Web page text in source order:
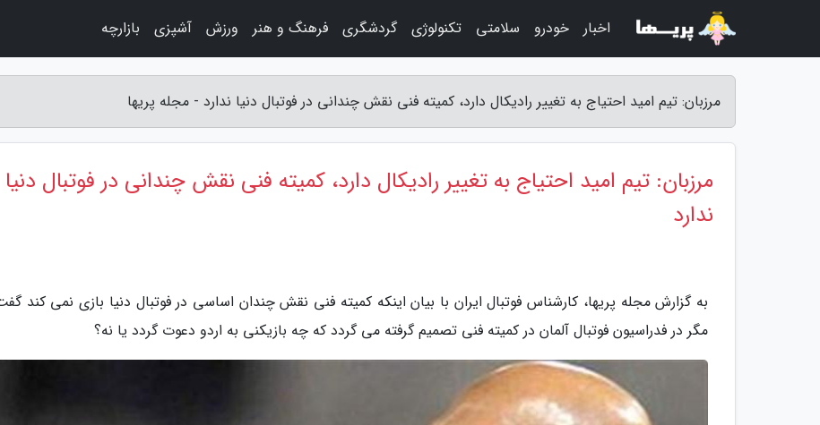
مرزبان: تیم امید احتیاج به تغییر رادیکال دارد، کمیته فنی نقش چندانی در فوتبال دنیا ندارد - مجله پریها
مرزبان: تیم امید احتیاج به تغییر رادیکال دارد، کمیته فنی نقش چندانی در فوتبال دنیا
ندارد
به گزارش مجله پریها، کارشناس فوتبال ایران با بیان اینکه کمیته فنی نقش چندان اساسی در فوتبال دنیا بازی نمی کند
مگر در فدراسیون فوتبال آلمان در کمیته فنی تصمیم گرفته می گردد که چه بازیکنی به اردو دعوت گردد یا نه؟
اخبار خودرو سلامتی تکنولوژی گردشگری فرهنگ و هنر ورزش آشپزی بازارچه